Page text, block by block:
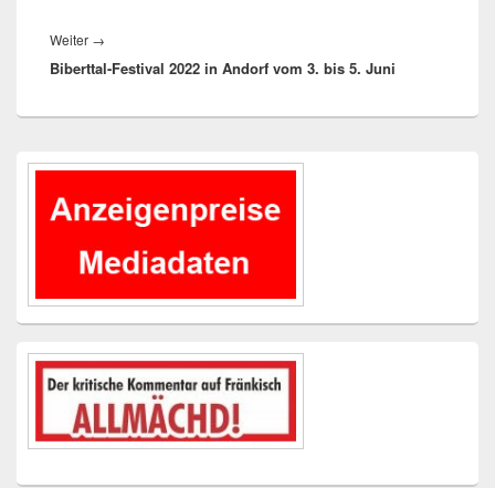
Weiter →
Beitrag:
Biberttal-Festival 2022 in Andorf vom 3. bis 5. Juni
Primärer
Widgetbereich